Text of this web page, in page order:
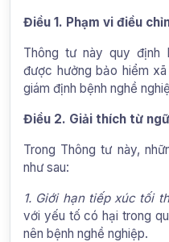
Điều 1. Phạm vi điều
Thông tư này quy định
được hưởng bảo hiểm
giám định bệnh nghề
Điều 2. Giải thích từ ngữ
Trong Thông tư này,
như sau:
1. Giới hạn tiếp xúc tối
với yếu tố có hại trong
nên bệnh nghề nghiệp.